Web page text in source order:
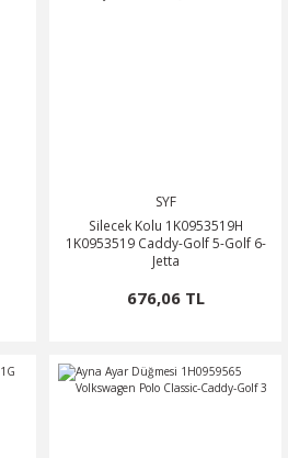
SYF
Silecek Kolu 1K0953519H
1K0953519 Caddy-Golf 5-Golf 6-
Jetta
676,06 TL